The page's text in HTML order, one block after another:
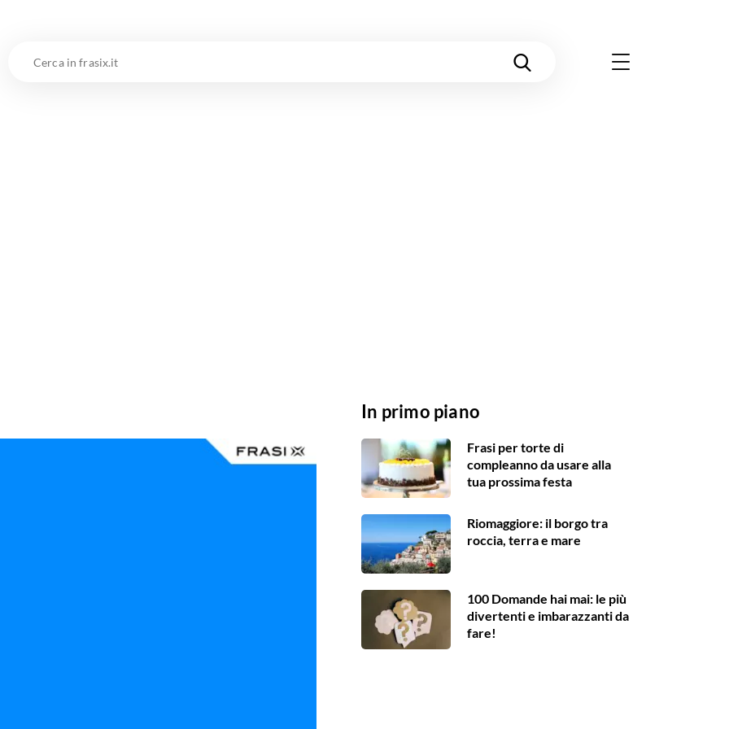
In primo piano
Frasi per torte di
compleanno da usare alla
tua prossima festa
Riomaggiore: il borgo tra
roccia, terra e mare
100 Domande hai mai: le più
divertenti e imbarazzanti da
fare!